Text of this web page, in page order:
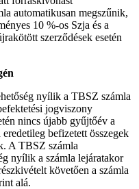
automatikusan megszűnik,
10 %-os Szja és a
szerződések esetén
nyílik a TBSZ számla
jogviszony
nincs újabb gyűjtőév a
befizetett összegek
A TBSZ számla
nyílik a számla lejáratakor
követően a számla
alá.